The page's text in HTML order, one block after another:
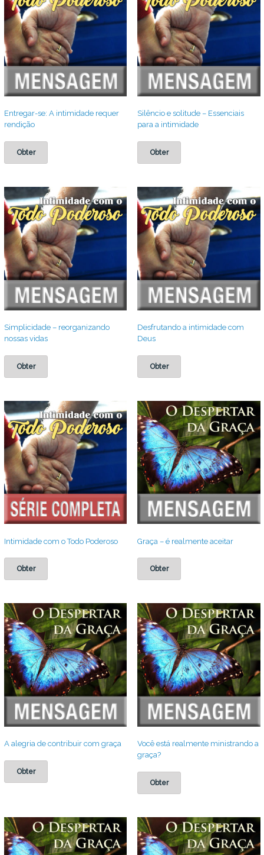
Entregar-se: A intimidade requer
rendição
Obter
Silêncio e solitude – Essenciais
para a intimidade
Obter
Simplicidade – reorganizando
nossas vidas
Obter
Desfrutando a intimidade com
Deus
Obter
Intimidade com o Todo Poderoso
Obter
Graça – é realmente aceitar
Obter
A alegria de contribuir com graça
Obter
Você está realmente ministrando a
graça?
Obter